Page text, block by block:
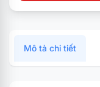
Mô tả chi tiết